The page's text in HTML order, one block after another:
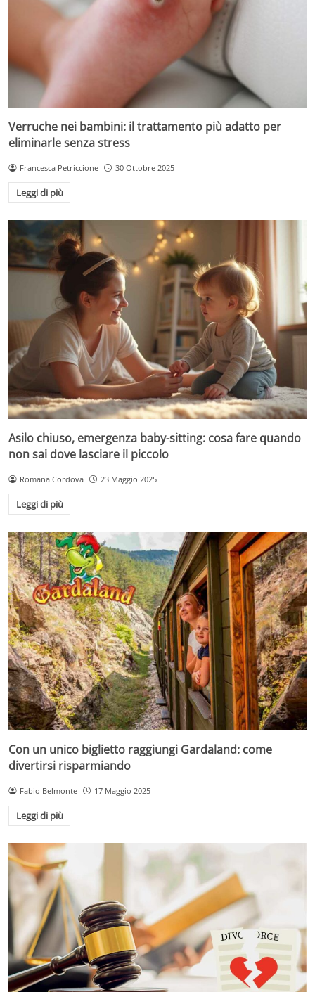
Verruche nei bambini: il trattamento più adatto per
eliminarle senza stress
Francesca Petriccione 30 Ottobre 2025
Leggi di più
Asilo chiuso, emergenza baby-sitting: cosa fare quando
non sai dove lasciare il piccolo
Romana Cordova 23 Maggio 2025
Leggi di più
Con un unico biglietto raggiungi Gardaland: come
divertirsi risparmiando
Fabio Belmonte 17 Maggio 2025
Leggi di più